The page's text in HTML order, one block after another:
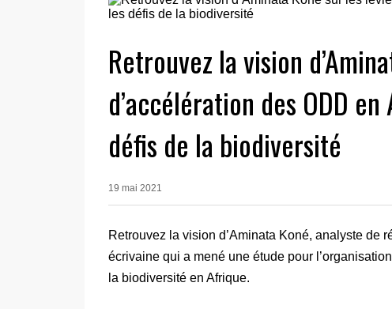
Retrouvez la vision
d’accélération des ODD
défis de la biodiversité
19 mai 2021
Retrouvez la vision d’Aminata Koné, analyste de
écrivaine qui a mené une étude pour
la biodiversité en Afrique.